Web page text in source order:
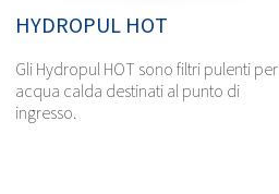
HYDROPUL HOT
Gli Hydropul HOT sono filtri pulenti per
acqua calda destinati al punto di
ingresso.